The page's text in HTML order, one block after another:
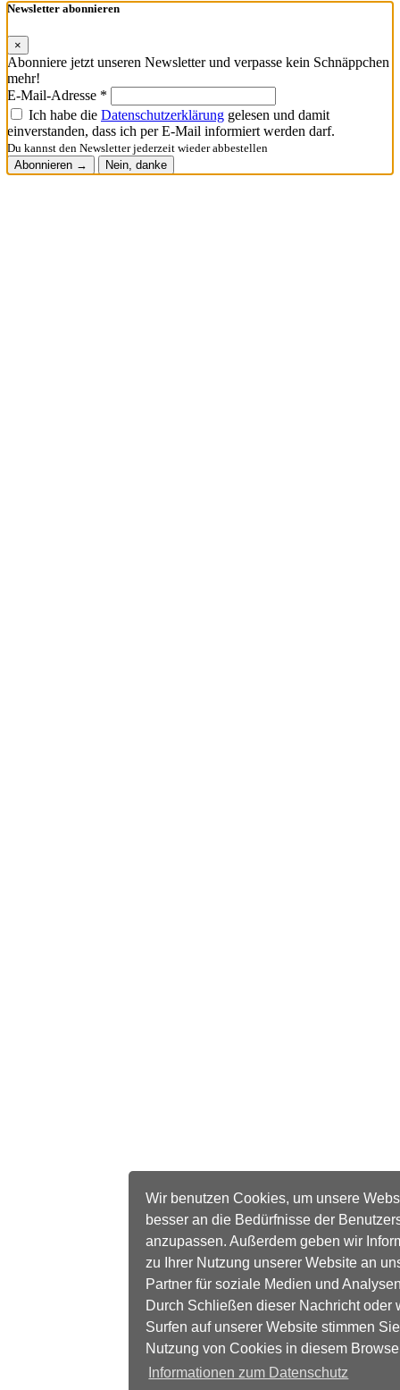
Wir benutzen Cookies, um unsere
besser an die Bedürfnisse der
anzupassen. Außerdem geben wir
zu Ihrer Nutzung unserer Website an
Partner für soziale Medien und
Durch Schließen dieser Nachricht oder
Surfen auf unserer Website stimmen
Nutzung von Cookies in diesem
Informationen zum Datenschutz
Newsletter abonnieren
×
Abonniere jetzt unseren Newsletter und verpasse kein Schnäppchen
mehr!
E-Mail-Adresse *
Ich habe die Datenschutzerklärung gelesen und damit
einverstanden, dass ich per E-Mail informiert werden darf.
Du kannst den Newsletter jederzeit wieder abbestellen
Abonnieren →
Nein, danke